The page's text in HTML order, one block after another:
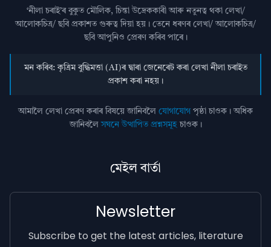
‘নীলা চৰাই’ৰ বুকুত মৌলিক, চিন্তা উদ্রেককাৰী আৰু নতুনত্ব থকা লেখা/
আলোকচিত্ৰ/ ছবি প্রকাশত গুৰুত্ব দিয়া হয়। তেনে ধৰণৰ লেখা/ আলোকচিত্ৰ/
ছবি আপুনিও প্রেৰণ কৰিব পাৰে।
মন কৰিব: কৃত্ৰিম বুদ্ধিমত্তা (AI)ৰ দ্বাৰা জেনেৰেট কৰা লেখা নীলা চৰাইত
প্ৰকাশ কৰা নহয়।
আমালৈ লেখা প্ৰেৰণ কৰাৰ বিষয়ে জানিবলৈ যোগাযোগ পৃষ্ঠা চাওক। অধিক
জানিবলৈসঘনে উত্থাপিত প্ৰশ্নসমূহচাওক।
মেইল বাৰ্তা
Newsletter
Subscribe to get the latest articles, literature